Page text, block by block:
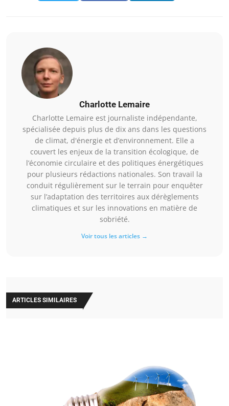
Charlotte Lemaire
Charlotte Lemaire est journaliste indépendante,
spécialisée depuis plus de dix ans dans les questions
de climat, d'énergie et d’environnement. Elle a
couvert les enjeux de la transition écologique, de
l’économie circulaire et des politiques énergétiques
pour plusieurs rédactions nationales. Son travail la
conduit régulièrement sur le terrain pour enquêter
sur l’adaptation des territoires aux dérèglements
climatiques et sur les innovations en matière de
sobriété.
Voir tous les articles →
ARTICLES SIMILAIRES